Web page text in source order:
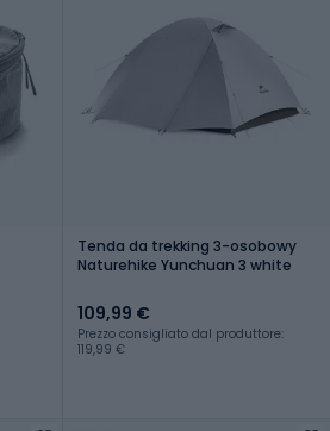
Tenda da trekking 3-osobowy
Naturehike Yunchuan 3 white
109,99 €
Prezzo consigliato dal produttore:
119,99 €